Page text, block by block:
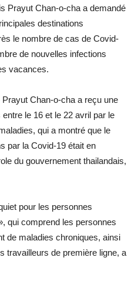
Prayut Chan-o-cha a demandé
destinations
le nombre de cas de Covid-
de nouvelles infections
vacances.
Prayut Chan-o-cha a reçu une
le 16 et le 22 avril par le
qui a montré que le
par la Covid-19 était en
du gouvernement thailandais,
pour les personnes
qui comprend les personnes
de maladies chroniques, ainsi
travailleurs de première ligne, a